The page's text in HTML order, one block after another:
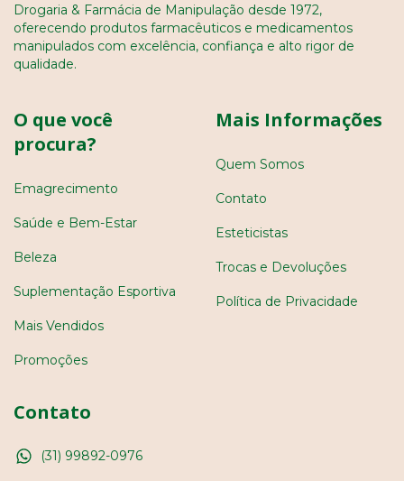
Drogaria & Farmácia de Manipulação desde 1972,
oferecendo produtos farmacêuticos e medicamentos
manipulados com excelência, confiança e alto rigor de
qualidade.
O que você
procura?
Emagrecimento
Saúde e Bem-Estar
Beleza
Suplementação Esportiva
Mais Vendidos
Promoções
Mais Informações
Quem Somos
Contato
Esteticistas
Trocas e Devoluções
Política de Privacidade
Contato
(31) 99892-0976